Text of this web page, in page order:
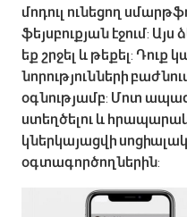
մոդուլ ունեցող
ֆեյսբուքյան էջում:
եք շրջել և թեքել: Դուք
նորությունների
օգնությամբ: Մոտ
ստեղծելու և
կներկայացվի
օգտագործողներին: